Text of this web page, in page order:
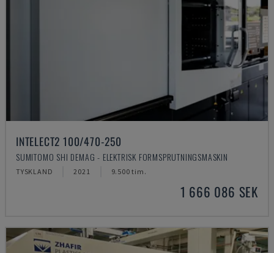
INTELECT2 100/470-250
SUMITOMO SHI DEMAG - ELEKTRISK FORMSPRUTNINGSMASKIN
TYSKLAND 2021 9.500 tim.
1 666 086 SEK